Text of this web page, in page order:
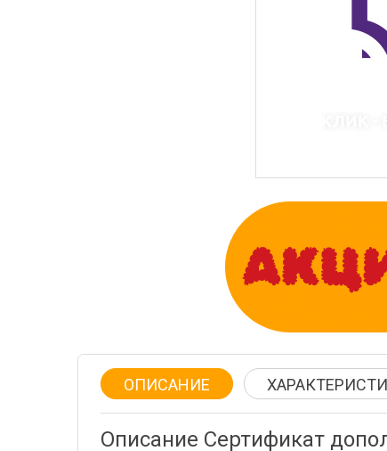
ОПИСАНИЕ
Описание Сертификат